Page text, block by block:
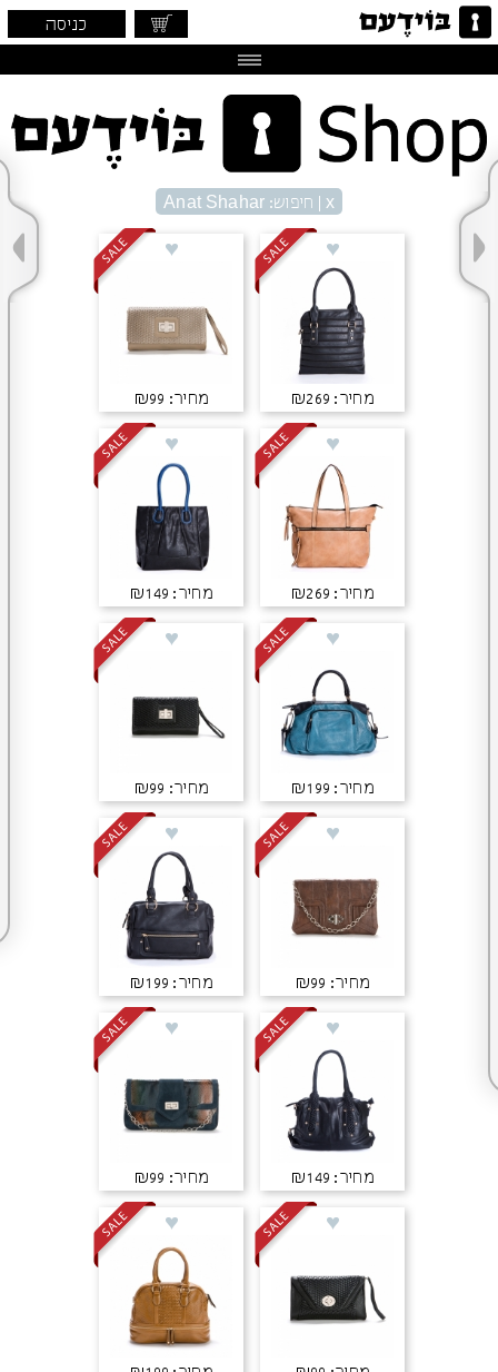
כניסה
x | חיפוש: Anat Shahar
מחיר: ₪269 מחיר: ₪99
מחיר: ₪269 מחיר: ₪149
מחיר: ₪199 מחיר: ₪99
מחיר: ₪99 מחיר: ₪199
מחיר: ₪149 מחיר: ₪99